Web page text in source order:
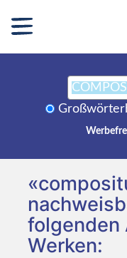
folgenden
Werken: